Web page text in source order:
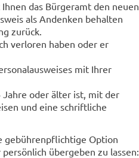
das Bürgeramt den neuen
als Andenken behalten
zurück.
verloren haben oder er
mit Ihrer
Jahre oder älter ist, mit der
und eine schriftliche
gebührenpflichtige Option
übergeben zu lassen: